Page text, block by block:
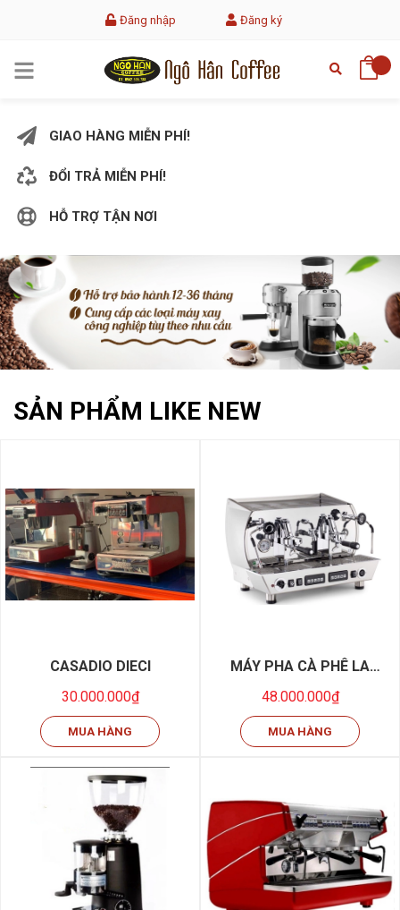
Đăng nhập Đăng ký
GIAO HÀNG MIỄN PHÍ!
ĐỔI TRẢ MIỄN PHÍ!
HỖ TRỢ TẬN NƠI
SẢN PHẨM LIKE NEW
CASADIO DIECI
30.000.000₫
MUA HÀNG
MÁY PHA CÀ PHÊ LA
GROUPS - NEW 95%
48.000.000₫
MUA HÀNG